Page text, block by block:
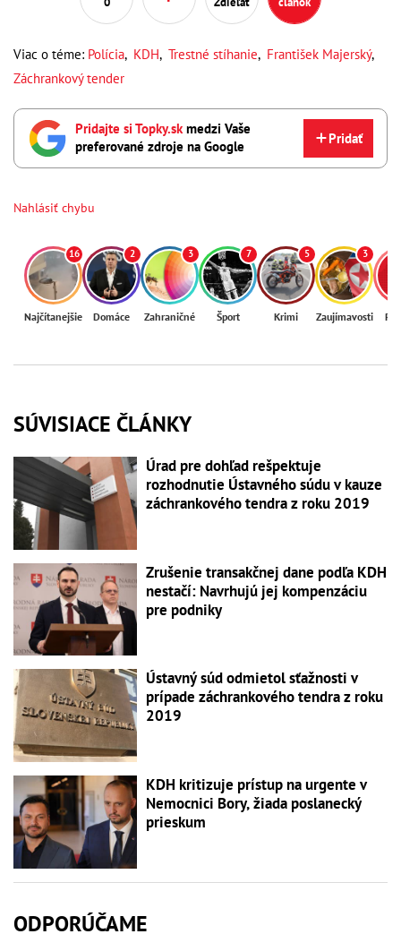
Viac o téme: Polícia, KDH, Trestné stíhanie, František Majerský,
Záchrankový tender
Pridajte si Topky.skmedzi Vaše
preferované zdroje na Google
Pridať
Nahlásiť chybu
16
Najčítanejšie
2
Domáce
3
Zahraničné
7
Šport
5
Krimi
3
Zaujímavosti
SÚVISIACE ČLÁNKY
Úrad pre dohľad rešpektuje
rozhodnutie Ústavného súdu v kauze
záchrankového tendra z roku 2019
Zrušenie transakčnej dane podľa KDH
nestačí: Navrhujú jej kompenzáciu
pre podniky
Ústavný súd odmietol sťažnosti v
prípade záchrankového tendra z roku
2019
KDH kritizuje prístup na urgente v
Nemocnici Bory, žiada poslanecký
prieskum
ODPORÚČAME